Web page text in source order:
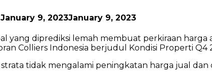
January 9, 2023January 9, 2023
yang diprediksi lemah membuat perkiraan
Colliers Indonesia berjudul Kondisi Properti Q4
tidak mengalami peningkatan harga jual